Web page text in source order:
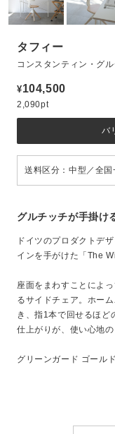
タフィー
コンスタンティン・グ
¥104,500
2,090pt
グルチッチが手掛け
ドイツのプロダクトデ
インを手がけた「The
座面をまわすことによ
るサイドチェア。ホー
き、指1本で回せるほど
仕上がりが、使い心地
グリーンガード ゴール
バ
送料区分：中型／全国